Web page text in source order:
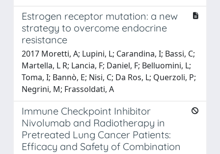
Estrogen receptor mutation: a new
strategy to overcome endocrine
resistance
2017 Moretti, A; Lupini, L; Carandina, I; Bassi, C;
Martella, L R; Lancia, F; Daniel, F; Belluomini, L;
Toma, I; Bannò, E; Nisi, C; Da Ros, L; Querzoli, P;
Negrini, M; Frassoldati, A
Immune Checkpoint Inhibitor
Nivolumab and Radiotherapy in
Pretreated Lung Cancer Patients:
Efficacy and Safety of Combination